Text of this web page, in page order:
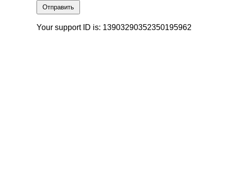
Отправить
Your support ID is: 13903290352350195962